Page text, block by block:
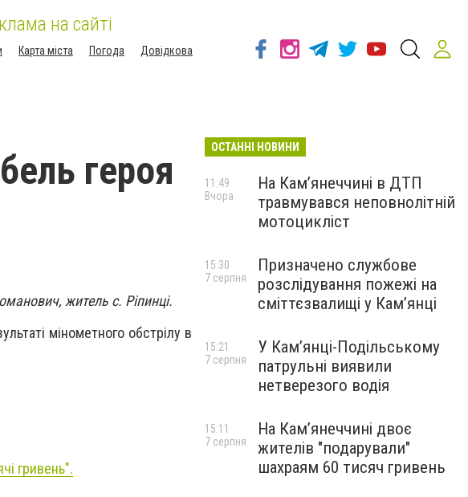
на сайті
Карта міста Погода
Довідкова
героя
житель с. Ріпинці.
мінометного обстрілу в
гривень".
ОСТАННІ НОВИНИ
На Кам’янеччині в ДТП
травмувався неповнолітній
мотоцикліст
11:49
Вчора
Призначено службове
розслідування пожежі на
сміттєзвалищі у Кам’янці
15:30
7 серпня
У Кам’янці-Подільському
патрульні виявили
нетверезого водія
15:21
7 серпня
На Камʼянеччині двоє
жителів "подарували"
шахраям 60 тисяч гривень
15:11
7 серпня